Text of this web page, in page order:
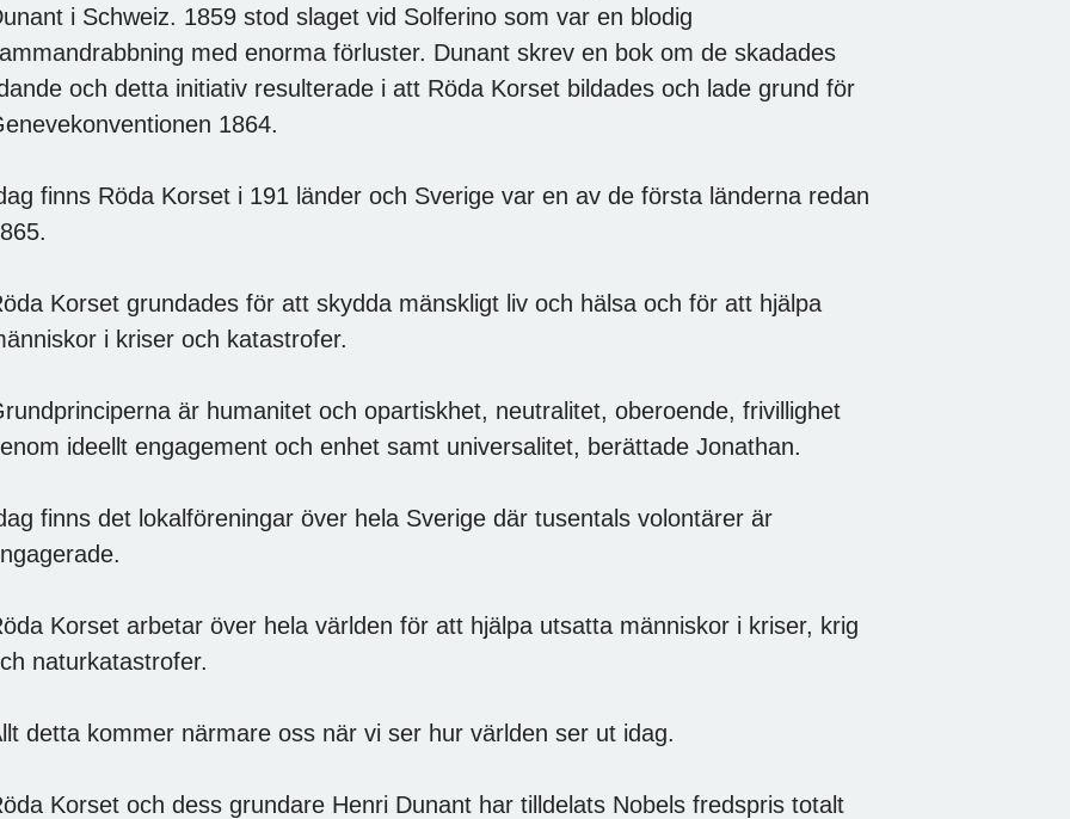
i Schweiz. 1859 stod slaget vid Solferino som var en blodig
med enorma förluster. Dunant skrev en bok om de skadades
och detta initiativ resulterade i att Röda Korset bildades och lade grund för
1864.
finns Röda Korset i 191 länder och Sverige var en av de första länderna redan
Korset grundades för att skydda mänskligt liv och hälsa och för att hjälpa
i kriser och katastrofer.
är humanitet och opartiskhet, neutralitet, oberoende, frivillighet
ideellt engagement och enhet samt universalitet, berättade Jonathan.
finns det lokalföreningar över hela Sverige där tusentals volontärer är
Korset arbetar över hela världen för att hjälpa utsatta människor i kriser, krig
naturkatastrofer.
detta kommer närmare oss när vi ser hur världen ser ut idag.
Korset och dess grundare Henri Dunant har tilldelats Nobels fredspris totalt